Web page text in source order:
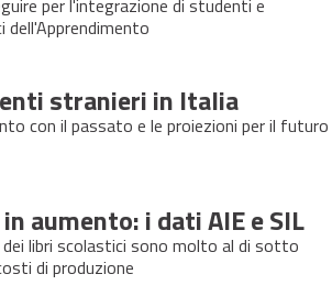
stranieri in Italia
con il passato e le proiezioni per il futuro
aumento: i dati AIE e SIL
libri scolastici sono molto al di sotto
di produzione